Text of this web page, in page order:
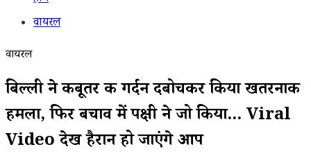
वायरल
वायरल
बिल्ली ने कबूतर की गर्दन दबोचकर किया खतरनाक
हमला, फिर बचाव में पक्षी ने जो किया... Viral
Video देख हैरान हो जाएंगे आप